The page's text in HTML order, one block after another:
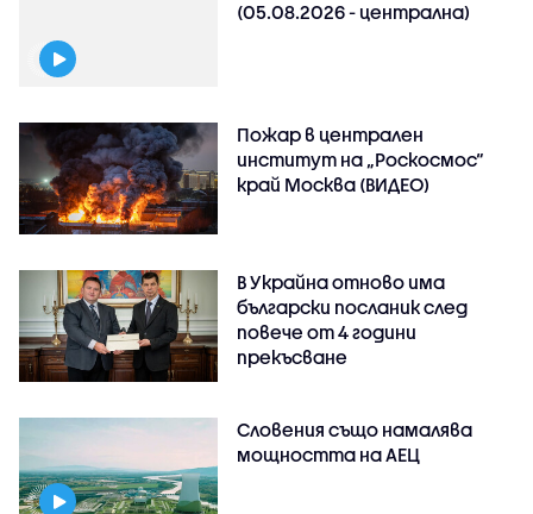
(05.08.2026 - централна)
Пожар в централен
институт на „Роскосмос“
край Москва (ВИДЕО)
В Украйна отново има
български посланик след
повече от 4 години
прекъсване
Словения също намалява
мощността на АЕЦ